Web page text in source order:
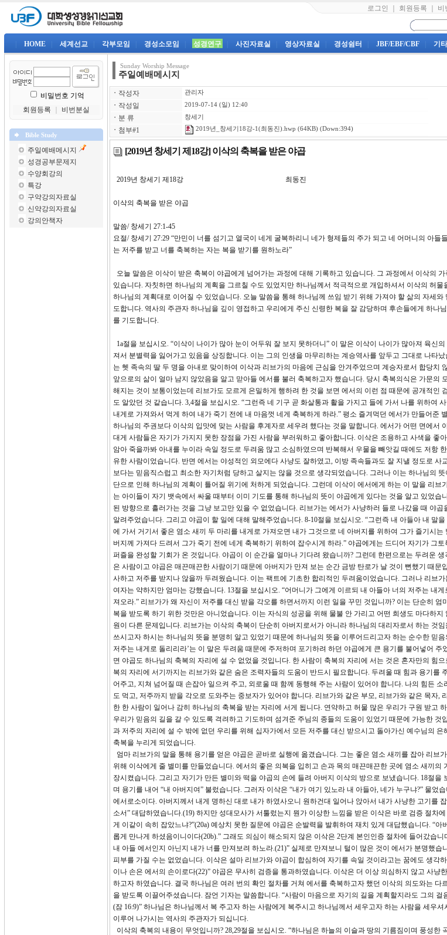
로그인 회원등록 비
HOME 세계선교 각부모임 경성소모임 성경연구 사진자료실 영상자료실 경성쉼터 JBF/EBF/CBF 기타
비밀번호 기억
회원등록
비번분실
Bible Study
주일예배메시지
성경공부문제지
수양회강의
특강
구약강의자료실
신약강의자료실
강의안책자
Sunday Worship Message
주일예배메시지
ㆍ 작성자 관리자
ㆍ 작성일 2019-07-14 (일) 12:40
ㆍ 분 류 창세기
ㆍ 첨부#1 2019년_창세기18강-1(최동진).hwp (64KB) (Down:394)
[2019년 창세기 제18강] 이삭의 축복을 받은 야곱
2019년 창세기 제18강 최동진
이삭의 축복을 받은 야곱
말씀/ 창세기 27:1-45
요절/ 창세기 27:29 “만민이 너를 섬기고 열국이 네게 굴복하리니 네가 형제들의 주가 되고 네 어머니의 아들
는 저주를 받고 너를 축복하는 자는 복을 받기를 원하노라”
오늘 말씀은 이삭이 받은 축복이 야곱에게 넘어가는 과정에 대해 기록하고 있습니다. 그 과정에서 이삭의
있습니다. 자칫하면 하나님의 계획을 그르칠 수도 있었지만 하나님께서 적극적으로 개입하셔서 이삭의 허
하나님의 계획대로 이어질 수 있었습니다. 오늘 말씀을 통해 하나님께 쓰임 받기 위해 가져야 할 삶의 자세와
도합니다. 역사의 주관자 하나님을 깊이 영접하고 우리에게 주신 신령한 복을 잘 감당하며 후손들에게 하나
를 기도합니다.
1a절을 보십시오. “이삭이 나이가 많아 눈이 어두워 잘 보지 못하더니” 이 말은 이삭이 나이가 많아져 육신
져서 분별력을 잃어가고 있음을 상징합니다. 이는 그의 인생을 마무리하는 계승역사를 앞두고 그대로 나타
는 헷 족속의 딸 두 명을 아내로 맞이하여 이삭과 리브가의 마음에 근심을 안겨주었으며 계승자로서 합당치
앞으로의 삶이 얼마 남지 않았음을 알고 맏아들 에서를 불러 축복하고자 했습니다. 당시 축복의식은 가문의
해지는 것이 보통이었는데 리브가도 모르게 은밀하게 행하려 한 것을 보면 에서의 이런 점 때문에 공개적인
도 알았던 것 같습니다. 3,4절을 보십시오. “그런즉 네 기구 곧 화살통과 활을 가지고 들에 가서 나를 위하여
내게로 가져와서 먹게 하여 내가 죽기 전에 내 마음껏 네게 축복하게 하라.” 평소 즐겨먹던 에서가 만들어준
하나님의 주권보다 이삭의 입맛에 맞는 사람을 후계자로 세우려 했다는 것을 말합니다. 에서가 어떤 면에서
대게 사람들은 자기가 가지지 못한 장점을 가진 사람을 부러워하고 좋아합니다. 이삭은 조용하고 사색을 좋
암아 죽을까봐 아내를 누이라 속일 정도로 두려움 많고 소심하였으며 반복해서 우물을 빼앗길 때에도 저항
유한 사람이었습니다. 반면 에서는 야성적인 외모에다 사냥도 잘하였고, 이방 족속들과도 잘 지낼 정도로 사
보다는 믿음직스럽고 최소한 자기처럼 당하고 살지는 않을 것으로 생각되었습니다. 그러나 이는 하나님의
단으로 인해 하나님의 계획이 틀어질 위기에 처하게 되었습니다. 그런데 이삭이 에서에게 하는 이 말을 리브
는 아이들이 자기 뱃속에서 싸울 때부터 이미 기도를 통해 하나님의 뜻이 야곱에게 있다는 것을 알고 있었습
된 방향으로 흘러가는 것을 그냥 보고만 있을 수 없었습니다. 리브가는 에서가 사냥하러 들로 나갔을 때 야곱
알려주었습니다. 그리고 야곱이 할 일에 대해 말해주었습니다. 8-10절을 보십시오. “그런즉 내 아들아 내 말
에 가서 거기서 좋은 염소 새끼 두 마리를 내게로 가져오면 내가 그것으로 네 아버지를 위하여 그가 즐기시
버지께 가져다 드려서 그가 죽기 전에 네게 축복하기 위하여 잡수시게 하라.” 야곱에게는 드디어 자기가 그
퍼즐을 완성할 기회가 온 것입니다. 야곱이 이 순간을 얼마나 기다려 왔습니까? 그런데 한편으로는 두려운
은 사람이고 야곱은 매끈매끈한 사람이기 때문에 아버지가 만져 보는 순간 금방 탄로가 날 것이 뻔했기 때문
사하고 저주를 받지나 않을까 두려웠습니다. 이는 팩트에 기초한 합리적인 두려움이었습니다. 그러나 리브
여자는 약하지만 엄마는 강했습니다. 13절을 보십시오. “어머니가 그에게 이르되 내 아들아 너의 저주는 내
져오라.” 리브가가 왜 자신이 저주를 대신 받을 각오를 하면서까지 이런 일을 꾸민 것입니까? 이는 단순히 엄
복을 받도록 하기 위한 것만은 아니었습니다. 이는 자식의 성공을 위해 물불 안 가리고 어떤 희생도 마다하
원이 다른 문제입니다. 리브가는 이삭의 축복이 단순히 아버지로서가 아니라 하나님의 대리자로서 하는 것
쓰시고자 하시는 하나님의 뜻을 분명히 알고 있었기 때문에 하나님의 뜻을 이루어드리고자 하는 순수한 믿음
저주는 내게로 돌리리라’는 이 말은 두려움 때문에 주저하며 포기하려 하던 야곱에게 큰 용기를 불어넣어 주
면 야곱도 하나님의 축복의 자리에 설 수 없었을 것입니다. 한 사람이 축복의 자리에 서는 것은 혼자만의 힘
복의 자리에 서기까지는 리브가와 같은 숨은 조력자들의 도움이 반드시 필요합니다. 두려울 때 힘과 용기를
어주고, 지쳐 넘어질 때 손잡아 일으켜 주고, 외로울 때 함께 동행해 주는 사람이 있어야 합니다. 나의 힘든 소
도 먹고, 저주까지 받을 각오로 도와주는 중보자가 있어야 합니다. 리브가와 같은 부모, 리브가와 같은 목자,
한 한 사람이 일어나 감히 하나님의 축복을 받는 자리에 서게 됩니다. 연약하고 허물 많은 우리가 구원 받고
우리가 믿음의 길을 갈 수 있도록 격려하고 기도하며 섬겨준 주님의 종들의 도움이 있었기 때문에 가능한 것
과 저주의 자리에 설 수 밖에 없던 우리를 위해 십자가에서 모든 저주를 대신 받으시고 돌아가신 예수님의
축복을 누리게 되었습니다.
엄마 리브가의 말을 통해 용기를 얻은 야곱은 곧바로 실행에 옮겼습니다. 그는 좋은 염소 새끼를 잡아 리브
위해 이삭에게 줄 별미를 만들었습니다. 에서의 좋은 의복을 입히고 손과 목의 매끈매끈한 곳에 염소 새끼의
장시켰습니다. 그리고 자기가 만든 별미와 떡을 야곱의 손에 들려 아버지 이삭의 방으로 보냈습니다. 18절을
며 용기를 내어 “내 아버지여” 불렀습니다. 그러자 이삭은 “내가 여기 있노라 내 아들아, 네가 누구냐?” 물었
에서로소이다. 아버지께서 내게 명하신 대로 내가 하였사오니 원하건대 일어나 앉아서 내가 사냥한 고기를
소서” 대답하였습니다.(19) 하지만 성대모사가 서툴렀는지 뭔가 이상한 느낌을 받은 이삭은 바로 검증 절차
게 이같이 속히 잡았느냐?”(20a) 예상치 못한 질문에 야곱은 순발력을 발휘하여 재치 있게 대답했습니다. “아
롭게 만나게 하셨음이니이다(20b).” 그래도 의심이 해소되지 않은 이삭은 2단계 본인인증 절차에 들어갔습니
내 아들 에서인지 아닌지 내가 너를 만져보려 하노라.(21)” 실제로 만져보니 털이 많은 것이 에서가 분명했습
피부를 가질 수는 없었습니다. 이삭은 설마 리브가와 야곱이 합심하여 자기를 속일 것이라고는 꿈에도 생각
이나 손은 에서의 손이로다(22)” 야곱은 무사히 검증을 통과하였습니다. 이삭은 더 이상 의심하지 않고 사냥
하고자 하였습니다. 결국 하나님은 여러 번의 확인 절차를 거쳐 에서를 축복하고자 했던 이삭의 의도와는 다
을 받도록 이끌어주셨습니다. 잠언 기자는 말씀합니다. “사람이 마음으로 자기의 길을 계획할지라도 그의 걸
(잠 16:9)” 하나님은 하나님께서 복 주고자 하는 사람에게 복주시고 하나님께서 세우고자 하는 사람을 세우
이루어 나가시는 역사의 주관자가 되십니다.
이삭의 축복의 내용이 무엇입니까? 28,29절을 보십시오. “하나님은 하늘의 이슬과 땅의 기름짐이며 풍성한